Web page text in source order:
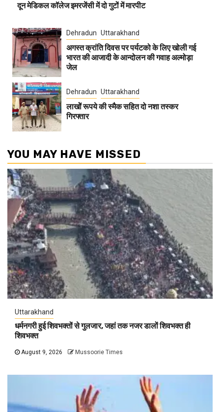
दून मेडिकल कॉलेज इमरजेंसी में दो गुटों में मारपीट
Dehradun Uttarakhand
अगस्त क्रांति दिवस पर पर्यटको के लिए खोली गई
भारत की आजादी के आन्दोलन की गवाह अल्मोड़ा
जेल
Dehradun Uttarakhand
लाखोें रूपये की स्मैक सहित दो नशा तस्कर
गिरफ्तार
YOU MAY HAVE MISSED
Uttarakhand
धर्मनगरी हुई शिवभक्तों से गुलजार, जहां तक नजर डालों शिवभक्त ही
शिवभक्त
August 9, 2026 Mussoorie Times